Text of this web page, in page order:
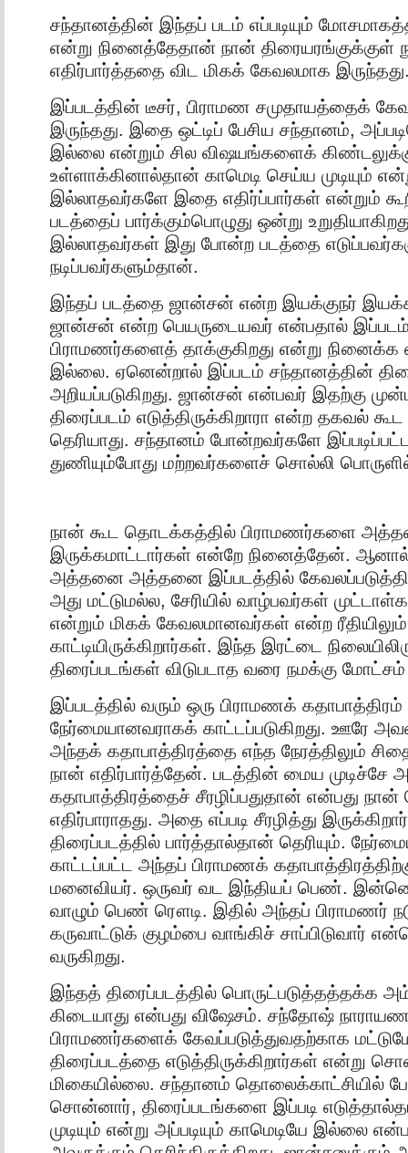
சந்தானத்தின் இந்தப் படம் எப்படியும்
என்று நினைத்தேதான் நான் திரையரங்குக்குள்
எதிர்பார்த்ததை விட மிகக் கேவலமாக
இப்படத்தின் டீசர், பிராமண சமுதாயத்தைக்
இருந்தது. இதை ஒட்டிப் பேசிய சந்தானம்,
இல்லை என்றும் சில விஷயங்களைக்
உள்ளாக்கினால்தான் காமெடி செய்ய முடியும்
இல்லாதவர்களே இதை எதிர்ப்பார்கள் என்றும்
படத்தைப் பார்க்கும்பொழுது ஒன்று
இல்லாதவர்கள் இது போன்ற படத்தை
நடிப்பவர்களும்தான்.
இந்தப் படத்தை ஜான்சன் என்ற இயக்குநர்
ஜான்சன் என்ற பெயருடையவர் என்பதால் இப்படம்
பிராமணர்களைத் தாக்குகிறது என்று
இல்லை. ஏனென்றால் இப்படம் சந்தானத்தின்
அறியப்படுகிறது. ஜான்சன் என்பவர் இதற்கு
திரைப்படம் எடுத்திருக்கிறாரா என்ற தகவல்
தெரியாது. சந்தானம் போன்றவர்களே
துணியும்போது மற்றவர்களைச் சொல்லி
நான் கூட தொடக்கத்தில் பிராமணர்களை
இருக்கமாட்டார்கள் என்றே நினைத்தேன்.
அத்தனை அத்தனை இப்படத்தில் கேவலப்படுத்தி
அது மட்டுமல்ல, சேரியில் வாழ்பவர்கள்
என்றும் மிகக் கேவலமானவர்கள் என்ற
காட்டியிருக்கிறார்கள். இந்த இரட்டை
திரைப்படங்கள் விடுபடாத வரை நமக்கு
இப்படத்தில் வரும் ஒரு பிராமணக் கதாபாத்திரம்
நேர்மையானவராகக் காட்டப்படுகிறது. ஊரே
அந்தக் கதாபாத்திரத்தை எந்த நேரத்திலும்
நான் எதிர்பார்த்தேன். படத்தின் மைய முடிச்சே
கதாபாத்திரத்தைச் சீரழிப்பதுதான் என்பது
எதிர்பாராதது. அதை எப்படி சீரழித்து
திரைப்படத்தில் பார்த்தால்தான் தெரியும்.
காட்டப்பட்ட அந்தப் பிராமணக்
மனைவியர். ஒருவர் வட இந்தியப் பெண்.
வாழும் பெண் ரௌடி. இதில் அந்தப் பிராமணர்
கருவாட்டுக் குழம்பை வாங்கிச் சாப்பிடுவார்
வருகிறது.
இந்தத் திரைப்படத்தில் பொருட்படுத்தத்தக்க
கிடையாது என்பது விஷேசம். சந்தோஷ்
பிராமணர்களைக் கேவப்படுத்துவதற்காக
திரைப்படத்தை எடுத்திருக்கிறார்கள் என்று
மிகையில்லை. சந்தானம் தொலைக்காட்சியில்
சொன்னார், திரைப்படங்களை இப்படி
முடியும் என்று‌ அப்படியும் காமெடியே இல்லை